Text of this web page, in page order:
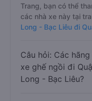
Trang, bạn có thể
các nhà xe này tại
Long - Bạc Liêu đi
Câu hỏi: Các
xe ghế ngồi đi
Long - Bạc Liêu?